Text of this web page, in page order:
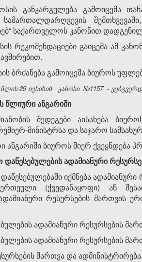
განკარგულება გამოიცემა
სამართალდარღვევის
საქართველოს კანონით
რეკომენდაციები გაიცემა ამ
ბრძანება გამოიცემა ბიუროს
29 ივნისის კანონი №1157 -
წლიური ანგარიში
შედეგები აისახება
მინისტრსა და საჯარო
ანგარიში ბიუროს მიერ
დაწესებულების ადამიანური
დაწესებულებაში იქმნება
(ქვედანაყოფი) ან
ადამიანური რესურსების
ადამიანური რესურსების
ადამიანური რესურსების
მართვა და